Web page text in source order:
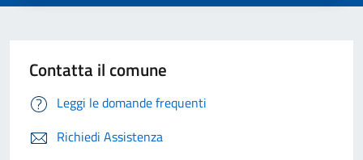
Contatta il comune
Leggi le domande frequenti
Richiedi Assistenza